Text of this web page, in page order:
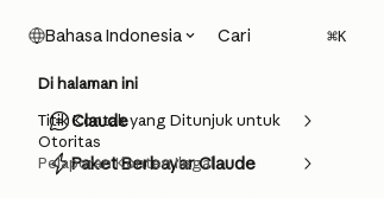
Bahasa Indonesia Cari ⌘K
Claude
Paket Berbayar Claude
Di halaman ini
Titik Kontak yang Ditunjuk untuk
Otoritas
Pelaporan Konten Ilegal